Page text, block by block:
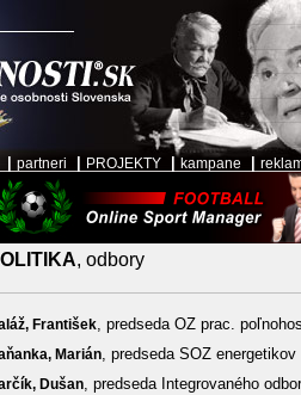
partneri PROJEKTY kampane
, odbory
František, predseda OZ prac.
Marián, predseda SOZ energetikov
Dušan, predseda Integrovaného